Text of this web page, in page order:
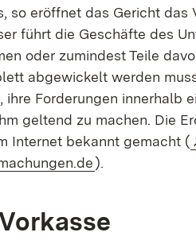
so eröffnet das Gericht das
führt die Geschäfte des
oder zumindest Teile
abgewickelt werden
ihre Forderungen innerhalb
geltend zu machen. Die
Internet bekannt gemacht (
(Öffnet in
).